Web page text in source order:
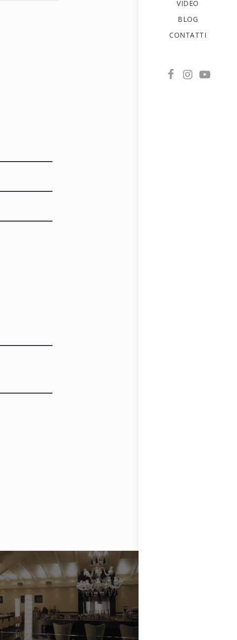
VIDEO
BLOG
CONTATTI